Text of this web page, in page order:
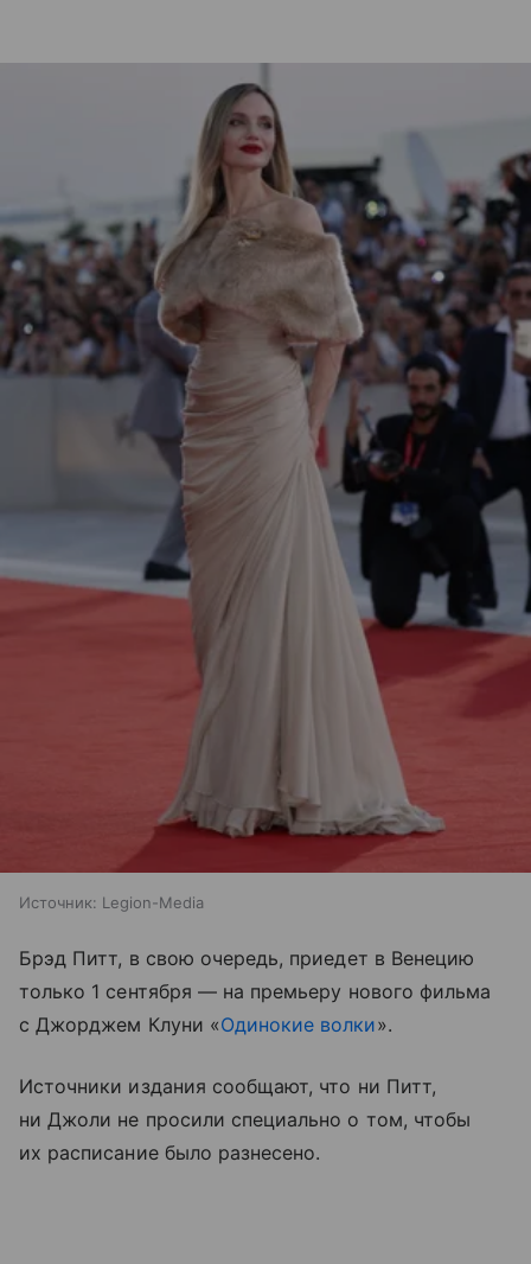
Источник: Legion-Media
Брэд Питт, в свою очередь, приедет в Венецию
только 1 сентября — на премьеру нового фильма
с Джорджем Клуни «Одинокие волки».
Источники издания сообщают, что ни Питт,
ни Джоли не просили специально о том, чтобы
их расписание было разнесено.